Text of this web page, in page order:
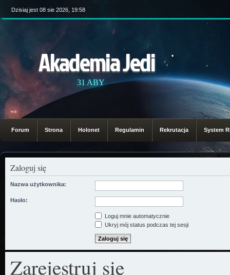
Dzisiaj jest 08 sie 2026, 19:58
Akademia Jedi
31 ABY
Forum Strona Holonet Regulamin Rekrutacja System
Zaloguj się
Nazwa użytkownika:
Hasło:
Loguj mnie automatycznie
Ukryj mój status podczas tej sesji
Zarejestruj się